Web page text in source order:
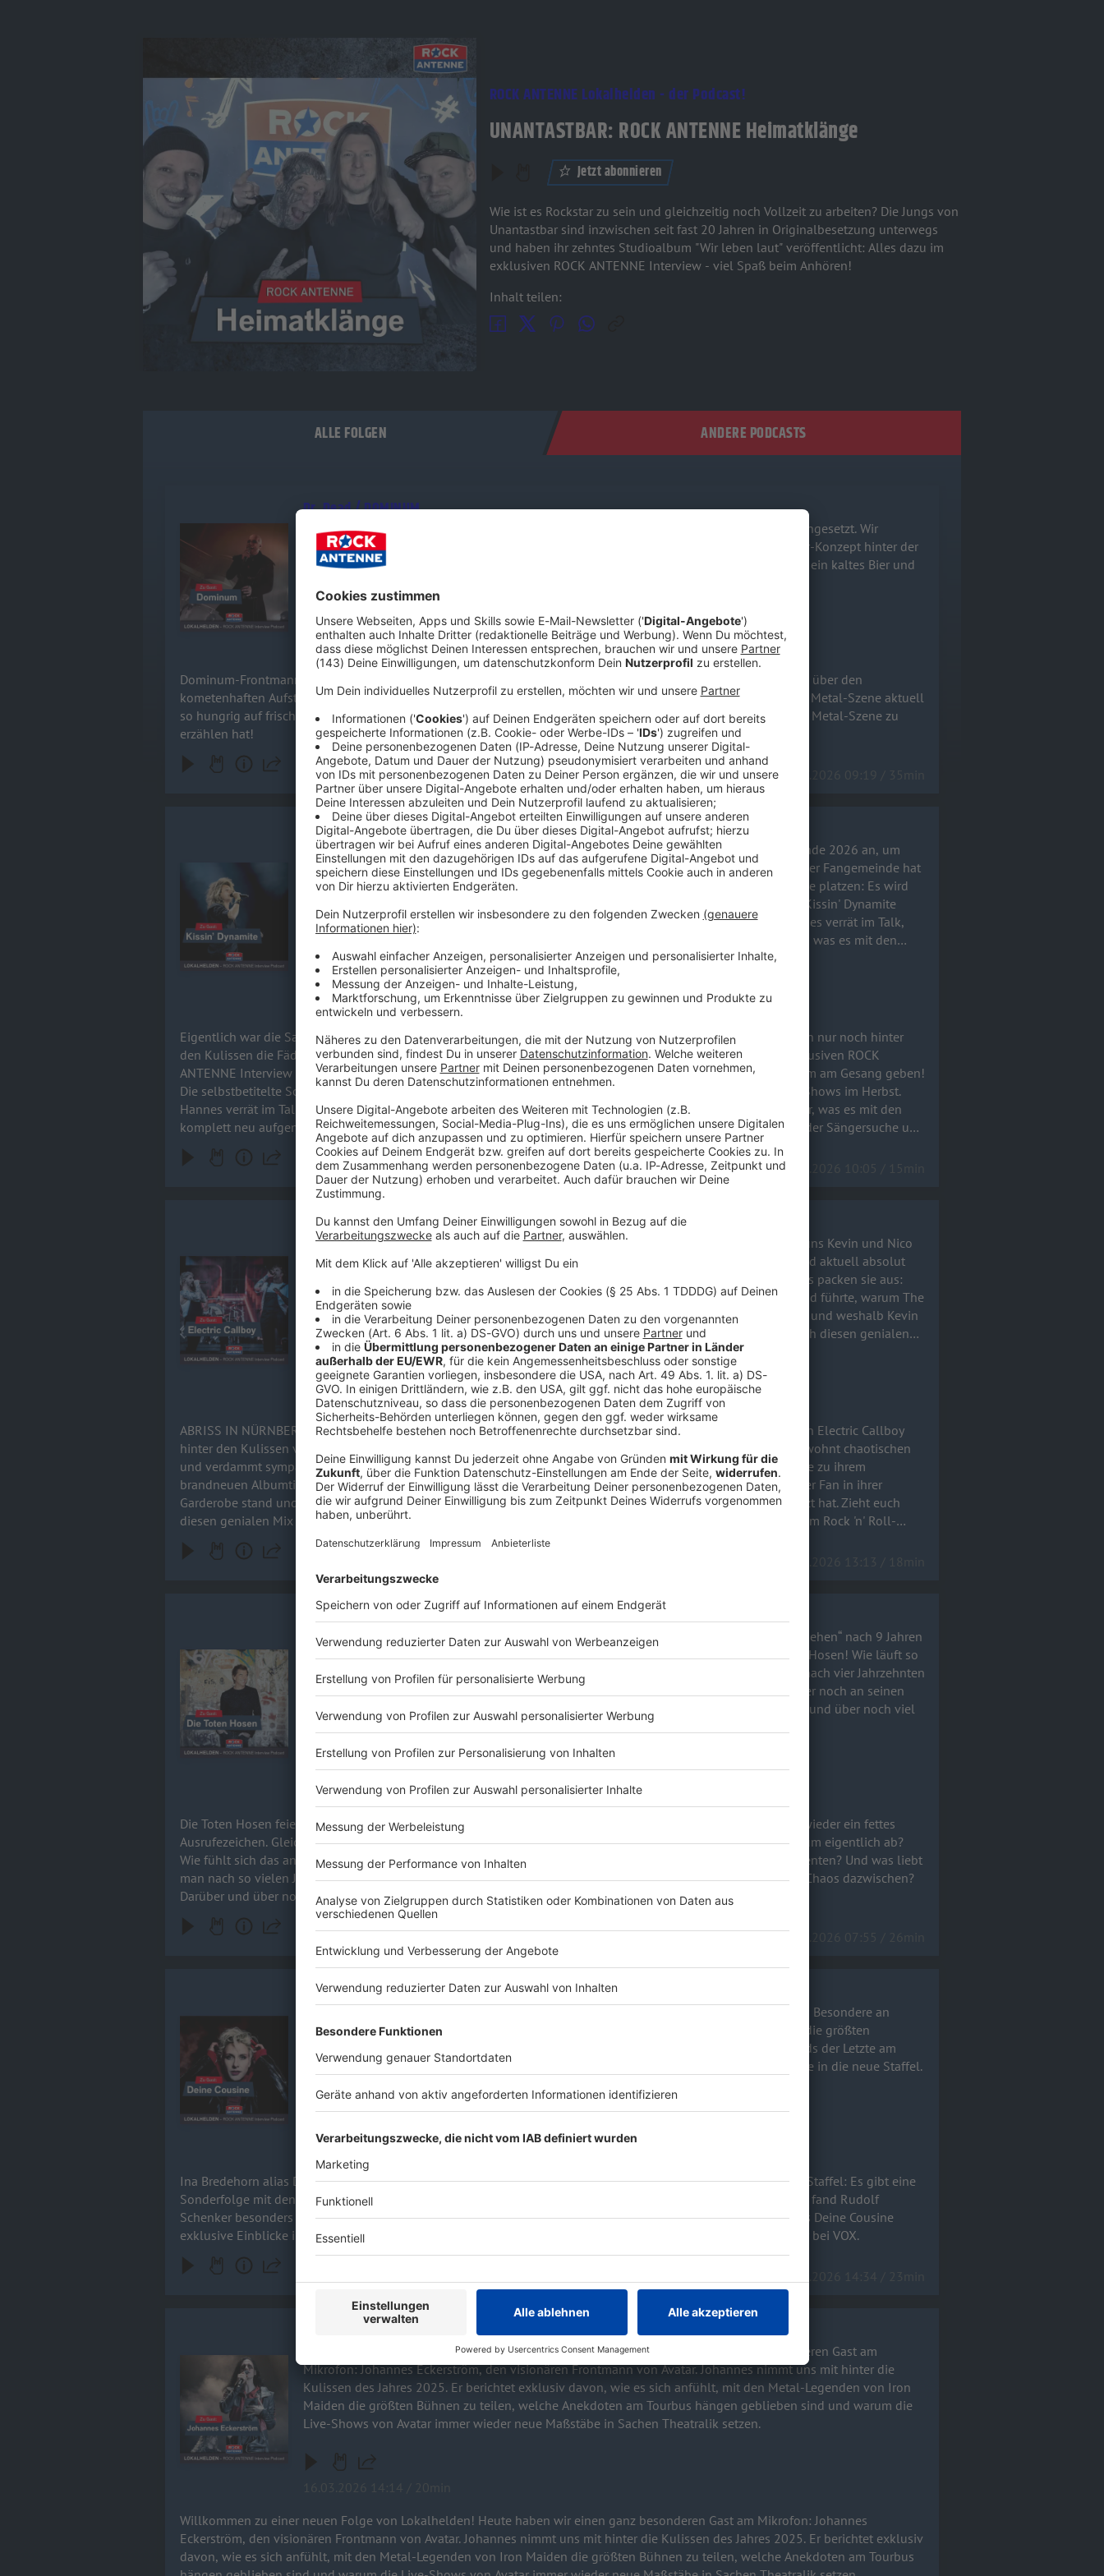
ROCK ANTENNE Lokalhelden - der Podcast!
UNANTASTBAR: ROCK ANTENNE Heimatklänge
Jetzt abonnieren
Wie ist es Rockstar zu sein und gleichzeitig noch Vollzeit zu arbeiten? Die Jungs von
Unantastbar sind inzwischen seit fast 20 Jahren in Originalbesetzung unterwegs
und haben ihr zehntes Studioalbum "Wir leben laut" veröffentlicht: Alles dazu im
exklusiven ROCK ANTENNE Interview - viel Spaß beim Anhören!
Inhalt teilen:
ALLE FOLGEN ANDERE PODCASTS
Audiotitel - Dr. Dead / DOMINUM
Dr. Dead / DOMINUM
Dominum-Frontmann Felix Heldt hat sich im ROCK ANTENNE Interview mit uns zusammengesetzt. Wir
sprechen über den kometenhaften Aufstieg der Power-Metal-Zombies, das filmreife Horror-Konzept hinter der
Band und warum die Metal-Szene aktuell so hungrig auf frischen Wind ist. Schnappt euch ein kaltes Bier und
14.07.2026 09:19 / 35min
Dominum-Frontmann Felix Heldt hat sich im ROCK ANTENNE Interview mit uns zusammengesetzt. Wir sprechen über den
kometenhaften Aufstieg der Power-Metal-Zombies, das filmreife Horror-Konzept hinter der Band und warum die Metal-Szene aktuell
so hungrig auf frischen Wind ist. Schnappt euch ein kaltes Bier und checkt aus, was der „Dr. Dead“ der deutschen Metal-Szene zu
erzählen hat!
14.07.2026 09:19 / 35min
Audiotitel - Hannes Braun / KISSIN DYNAMITE
Hannes Braun / KISSIN DYNAMITE
Eigentlich war die Sache geritzt: Frontmann Hannes Braun kündigte seinen Ausstieg für Ende 2026 an, um
fortan nur noch hinter den Kulissen die Fäden zu ziehen. Doch der hundertfache Wunsch der Fangemeinde hat
alles verändert! Im exklusiven ROCK ANTENNE Interview lässt Hannes die absolute Bombe platzen: Es wird
erscheint am 18. September 2026 – pünktlich zu den fetten Arena-Shows im Herbst. Hannes verrät im Talk,
warum das Album eine emotionale Achterbahnfahrt inklusive echter Tränen im Studio war, was es mit den
komplett neu aufgenommenen Songs aus der Vor-Stimmbruch-Zeit auf sich hat und wie der aktuelle Stand bei
der Sängersuche und hochkarätigen Feature-Gästen (wie DragonForce oder Saltatio Mortis) aussieht. Macht
euch bereit für den ultimativen, stilvollen Abschiedsknaller. Rock 'n' Roll- Brotherhood vom Feinsten! 🤘
17.06.2026 10:05 / 15min
Eigentlich war die Sache geritzt: Frontmann Hannes Braun kündigte seinen Ausstieg für Ende 2026 an, um fortan nur noch hinter
den Kulissen die Fäden zu ziehen. Doch der hundertfache Wunsch der Fangemeinde hat alles verändert! Im exklusiven ROCK
ANTENNE Interview lässt Hannes die absolute Bombe platzen: Es wird noch ein allerletztes Studioalbum mit ihm am Gesang geben!
Die selbstbetitelte Scheibe Kissin' Dynamite erscheint am 18. September 2026 – pünktlich zu den fetten Arena-Shows im Herbst.
Hannes verrät im Talk, warum das Album eine emotionale Achterbahnfahrt inklusive echter Tränen im Studio war, was es mit den
komplett neu aufgenommenen Songs aus der Vor-Stimmbruch-Zeit auf sich hat und wie der aktuelle Stand bei der Sängersuche und
hochkarätigen Feature-Gästen (wie DragonForce oder Saltatio Mortis) aussieht. Macht euch bereit für den ultimativen, stilvollen
Abschiedsknaller. Rock 'n' Roll- Brotherhood vom Feinsten! 🤘
17.06.2026 10:05 / 15min
Audiotitel - Kevin Ratajczak & Nico Sallach / ELECTRIC CALLBOY
Kevin Ratajczak & Nico Sallach / ELECTRIC CALLBOY
ABRISS IN NÜRNBERG! Electric Callboy im exklusiven Rock im Park Interview! Wir haben uns Kevin und Nico
von Electric Callboy hinter den Kulissen von Rock im Park 2026 geschnappt! Die Jungs sind aktuell absolut
nicht zu bremsen. Im gewohnt chaotischen und verdammt sympathischen Real-Talk-Modus packen sie aus:
Wie ein einziger, trockener Spruch von Uke Bosse zu ihrem brandneuen Albumtitel Tanzneid führte, warum The
Offspring-Frontmann Dexter Holland plötzlich als glühender Fan in ihrer Garderobe stand und weshalb Kevin
die legendäre US-Venue Red Rocks im ersten Moment komplett unterschätzt hat. Zieht euch diesen genialen
Mix aus kreativer Zerstörung (inklusive Live-Malstunde auf unserem Interview-Zettel) und echtem Rock 'n'
Roll-Wahnsinn rein! Boxen aufdrehen und Abfahrt! 🤘
15.06.2026 13:13 / 18min
ABRISS IN NÜRNBERG! Electric Callboy im exklusiven Rock im Park Interview! Wir haben uns Kevin und Nico von Electric Callboy
hinter den Kulissen von Rock im Park 2026 geschnappt! Die Jungs sind aktuell absolut nicht zu bremsen. Im gewohnt chaotischen
und verdammt sympathischen Real-Talk-Modus packen sie aus: Wie ein einziger, trockener Spruch von Uke Bosse zu ihrem
brandneuen Albumtitel Tanzneid führte, warum The Offspring-Frontmann Dexter Holland plötzlich als glühender Fan in ihrer
Garderobe stand und weshalb Kevin die legendäre US-Venue Red Rocks im ersten Moment komplett unterschätzt hat. Zieht euch
diesen genialen Mix aus kreativer Zerstörung (inklusive Live-Malstunde auf unserem Interview-Zettel) und echtem Rock 'n' Roll-
Wahnsinn rein! Boxen aufdrehen und Abfahrt! 🤘
Audiotitel - Campino / DIE TOTEN HOSEN
Campino / DIE TOTEN HOSEN
Die Toten Hosen feiern 44 Jahre Bandgeschichte – und setzen mit „Trink aus! Wir müssen gehen“ nach 9 Jahren
wieder ein fettes Ausrufezeichen. Gleichzeitig ist es aber auch: das letzte Studioalbum der Hosen! Wie läuft so
ein Abschieds-Album eigentlich ab? Wie fühlt sich das an, wenn eine Ära zu Ende geht – nach vier Jahrzehnten
Lärm, Schweiß und Gänsehaut-Momenten? Und was liebt man nach so vielen Jahren immer noch an seinen
Bandkollegen – trotz Tour-Stress, Studio-Nächten und allem Chaos dazwischen? Darüber und über noch viel
mehr spricht Campino im exklusiven ROCK ANTENNE Lokalhelden-Interview!a
20.05.2026 07:55 / 26min
Die Toten Hosen feiern 44 Jahre Bandgeschichte – und setzen mit „Trink aus! Wir müssen gehen“ nach 9 Jahren wieder ein fettes
Ausrufezeichen. Gleichzeitig ist es aber auch: das letzte Studioalbum der Hosen! Wie läuft so ein Abschieds-Album eigentlich ab?
Wie fühlt sich das an, wenn eine Ära zu Ende geht – nach vier Jahrzehnten Lärm, Schweiß und Gänsehaut-Momenten? Und was liebt
man nach so vielen Jahren immer noch an seinen Bandkollegen – trotz Tour-Stress, Studio-Nächten und allem Chaos dazwischen?
Darüber und über noch viel mehr spricht Campino im exklusiven ROCK ANTENNE Lokalhelden-Interview!a
20.05.2026 07:55 / 26min
Audiotitel - Ina Bredehorn / DEINE COUSINE
Ina Bredehorn / DEINE COUSINE
Ina Bredehorn alias Deine Cousine ist bei der neuen Staffel "Sing meinen Song" dabei! Das Besondere an
dieser Staffel: Es gibt eine Sonderfolge mit den Scorpions als Special-Guests! Was waren die größten
Herausforderungen? Welchen Auftritt fand Rudolf Schenker besonders gut? Wer war abends der Letzte am
Tresen? Im ROCK ANTENNE Hamburg Interview gibt uns Deine Cousine exklusive Einblicke in die neue Staffel.
15.04.2026 14:34 / 23min
Ina Bredehorn alias Deine Cousine ist bei der neuen Staffel "Sing meinen Song" dabei! Das Besondere an dieser Staffel: Es gibt eine
Sonderfolge mit den Scorpions als Special-Guests! Was waren die größten Herausforderungen? Welchen Auftritt fand Rudolf
Schenker besonders gut? Wer war abends der Letzte am Tresen? Im ROCK ANTENNE Hamburg Interview gibt uns Deine Cousine
exklusive Einblicke in die neue Staffel. Sing meinen Song - Das Tauschkonzert startet am 14. April um 20:15 Uhr bei VOX.
Audiotitel - Johannes Eckerström / Avatar
Willkommen zu einer neuen Folge von Lokalhelden! Heute haben wir einen ganz besonderen Gast am
Mikrofon: Johannes Eckerström, den visionären Frontmann von Avatar. Johannes nimmt uns mit hinter die
Kulissen des Jahres 2025. Er berichtet exklusiv davon, wie es sich anfühlt, mit den Metal-Legenden von Iron
Maiden die größten Bühnen zu teilen, welche Anekdoten am Tourbus hängen geblieben sind und warum die
Live-Shows von Avatar immer wieder neue Maßstäbe in Sachen Theatralik setzen.
Willkommen zu einer neuen Folge von Lokalhelden! Heute haben wir einen ganz besonderen Gast am Mikrofon: Johannes
Eckerström, den visionären Frontmann von Avatar. Johannes nimmt uns mit hinter die Kulissen des Jahres 2025. Er berichtet exklusiv
davon, wie es sich anfühlt, mit den Metal-Legenden von Iron Maiden die größten Bühnen zu teilen, welche Anekdoten am Tourbus